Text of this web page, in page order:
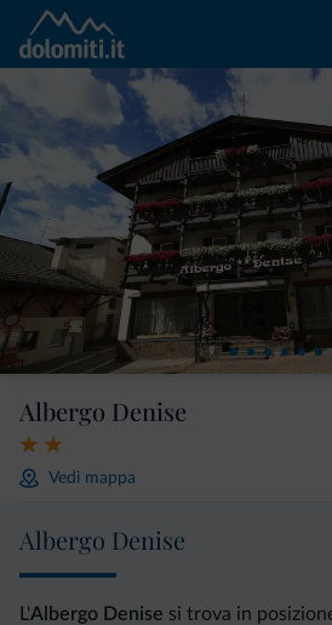
Albergo Denise
Vedi mappa
Albergo Denise
L'Albergo Denise si trova in